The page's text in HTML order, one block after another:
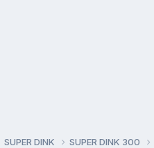
SUPER DINK SUPER DINK 300